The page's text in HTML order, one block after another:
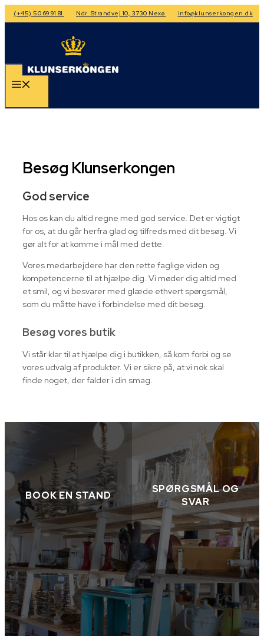
Hop
til
(+45) 50 69 91 81 Ndr. Strandvej 10, 3730 Nexø info@klunserkongen.dk
Besøg Klunserkongen
God service
Hos os kan du altid regne med god service. Det er vigtigt
for os, at du går herfra glad og tilfreds med dit besøg. Vi
gør alt for at komme i mål med dette.
Vores medarbejdere har den rette faglige viden og
kompetencerne til at hjælpe dig. Vi møder dig altid med
et smil, og vi besvarer med glæde ethvert spørgsmål,
som du måtte have i forbindelse med dit besøg.
Besøg vores butik
Vi står klar til at hjælpe dig i butikken, så kom forbi og se
vores udvalg af produkter. Vi er sikre på, at vi nok skal
finde noget, der falder i din smag.
BOOK EN STAND
SPØRGSMÅL OG
SVAR